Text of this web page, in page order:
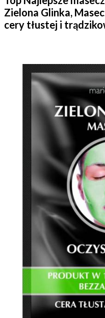
Zielona Glinka,
cery tłustej i